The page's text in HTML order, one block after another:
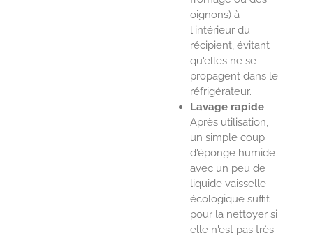
oignons) à
l'intérieur du
récipient, évitant
qu'elles ne se
propagent dans le
réfrigérateur.
Lavage rapide:
Après utilisation,
un simple coup
d'éponge humide
avec un peu de
liquide vaisselle
écologique suffit
pour la nettoyer si
elle n'est pas très